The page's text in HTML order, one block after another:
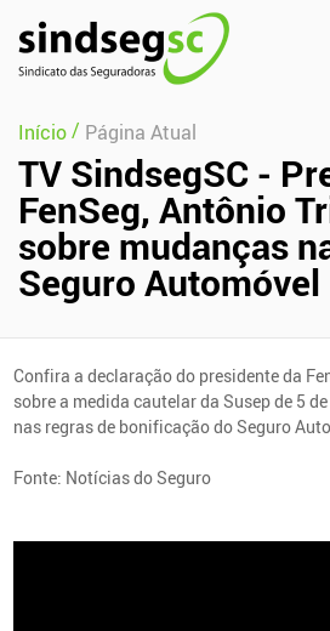
Pular Navegação (s)
Início/ Página Atual
TV SindsegSC -
FenSeg, Antônio
sobre mudanças
Seguro Automóvel
Confira a declaração do presidente da
sobre a medida cautelar da Susep de 5
nas regras de bonificação do Seguro
Fonte: Notícias do Seguro